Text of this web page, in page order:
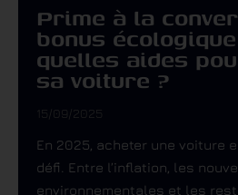
Prime à la
bonus
quelles aides
sa voiture ?
15/09/2025
En 2025, acheter une voiture
défi. Entre l’inflation, les
environnementales et les